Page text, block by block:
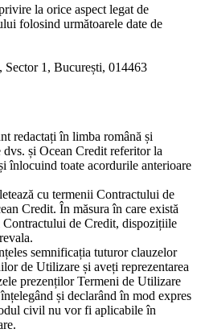
la orice aspect legat de
folosind următoarele date de
Sector 1, București, 014463
redactați în limba română și
și Ocean Credit referitor la
înlocuind toate acordurile anterioare
cu termenii Contractului de
Credit. În măsura în care există
de Credit, dispozițiile
semnificația tuturor clauzelor
de Utilizare și aveți reprezentarea
prezenților Termeni de Utilizare
și declarând în mod expres
civil nu vor fi aplicabile în